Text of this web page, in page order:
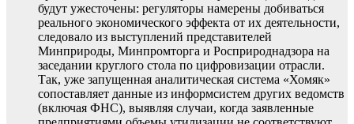
будут ужесточены: регуляторы намерены добиваться
реального экономического эффекта от их деятельности,
следовало из выступлений представителей
Минприроды, Минпромторга и Росприроднадзора на
заседании круглого стола по цифровизации отрасли.
Так, уже запущенная аналитическая система «Хомяк»
сопоставляет данные из информсистем других ведомств
(включая ФНС), выявляя случаи, когда заявленные